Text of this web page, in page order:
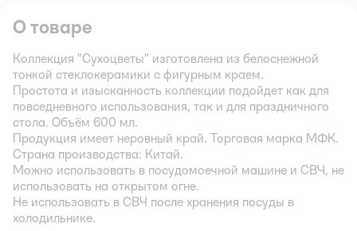
О товаре
Коллекция "Сухоцветы" изготовлена из белоснежной
тонкой стеклокерамики с фигурным краем.
Простота и изысканность коллекции подойдет как для
повседневного использования, так и для праздничного
стола. Объём 600 мл.
Продукция имеет неровный край. Торговая марка МФК.
Страна производства: Китай.
Можно использовать в посудомоечной машине и СВЧ, не
использовать на открытом огне.
Не использовать в СВЧ после хранения посуды в
холодильнике.